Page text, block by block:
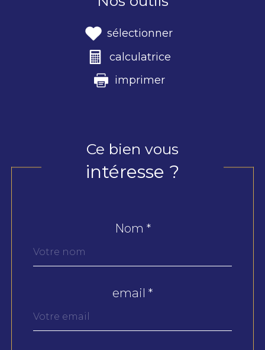
sélectionner
calculatrice
imprimer
Ce bien vous
intéresse ?
Nom *
email *